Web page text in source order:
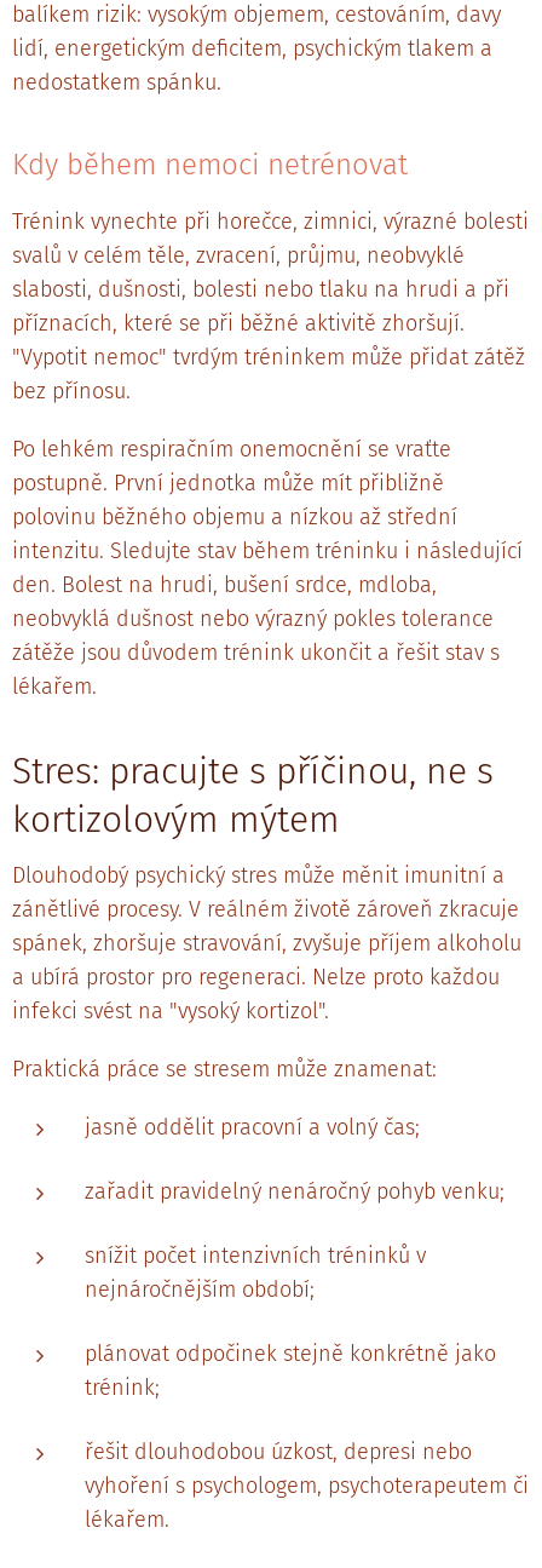
balíkem rizik: vysokým objemem, cestováním, davy
lidí, energetickým deficitem, psychickým tlakem a
nedostatkem spánku.
Kdy během nemoci netrénovat
Trénink vynechte při horečce, zimnici, výrazné bolesti
svalů v celém těle, zvracení, průjmu, neobvyklé
slabosti, dušnosti, bolesti nebo tlaku na hrudi a při
příznacích, které se při běžné aktivitě zhoršují.
"Vypotit nemoc" tvrdým tréninkem může přidat zátěž
bez přínosu.
Po lehkém respiračním onemocnění se vraťte
postupně. První jednotka může mít přibližně
polovinu běžného objemu a nízkou až střední
intenzitu. Sledujte stav během tréninku i následující
den. Bolest na hrudi, bušení srdce, mdloba,
neobvyklá dušnost nebo výrazný pokles tolerance
zátěže jsou důvodem trénink ukončit a řešit stav s
lékařem.
Stres: pracujte s příčinou, ne s
kortizolovým mýtem
Dlouhodobý psychický stres může měnit imunitní a
zánětlivé procesy. V reálném životě zároveň zkracuje
spánek, zhoršuje stravování, zvyšuje příjem alkoholu
a ubírá prostor pro regeneraci. Nelze proto každou
infekci svést na "vysoký kortizol".
Praktická práce se stresem může znamenat:
jasně oddělit pracovní a volný čas;
zařadit pravidelný nenáročný pohyb venku;
snížit počet intenzivních tréninků v
nejnáročnějším období;
plánovat odpočinek stejně konkrétně jako
trénink;
řešit dlouhodobou úzkost, depresi nebo
vyhoření s psychologem, psychoterapeutem či
lékařem.